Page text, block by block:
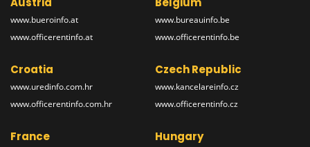
www.bueroinfo.at
www.officerentinfo.at
www.bureauinfo.be
www.officerentinfo.be
Croatia
www.uredinfo.com.hr
www.officerentinfo.com.hr
Czech Republic
www.kancelareinfo.cz
www.officerentinfo.cz
France Hungary